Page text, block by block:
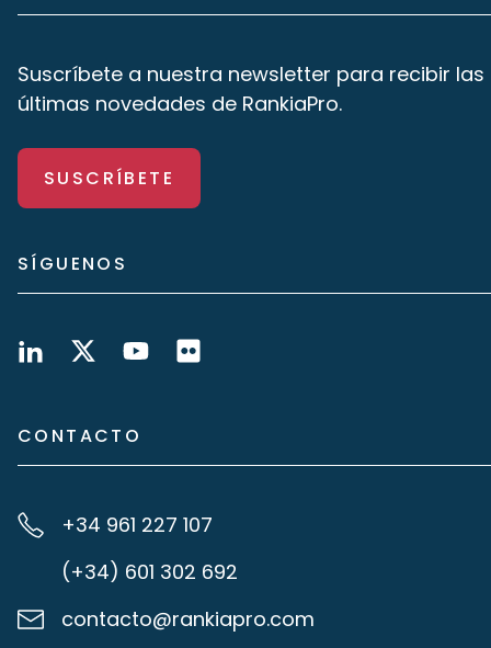
Suscríbete a nuestra newsletter para recibir las
últimas novedades de RankiaPro.
SUSCRÍBETE
SÍGUENOS
CONTACTO
+34 961 227 107
(+34) 601 302 692
contacto@rankiapro.com